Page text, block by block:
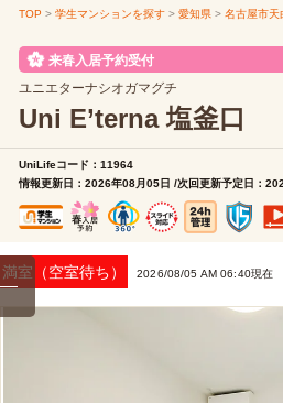
TOP > 学生マンションを探す > 愛知県 > 名古屋市天
来春入居予約受付
ユニエターナシオガマグチ
Uni E’terna 塩釜口
UniLifeコード：11964
情報更新日：2026年08月05日 /次回更新予定日：
満室（空室待ち） 2026/08/05 AM 06:40現在